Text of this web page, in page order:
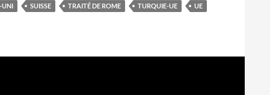
UNI SUISSE TRAITÉ DE ROME TURQUIE-UE
UE